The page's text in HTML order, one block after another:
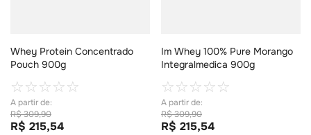
Whey Protein Concentrado
Pouch 900g
☆☆☆☆☆
R$309,90
R$ 215,54
Im Whey 100% Pure Morango
Integralmedica 900g
☆☆☆☆☆
R$309,90
R$ 215,54